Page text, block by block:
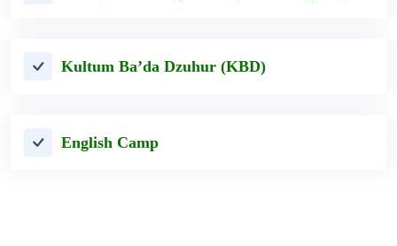
Kultum Ba’da Dzuhur (KBD)
English Camp